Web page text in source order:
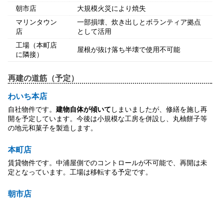
朝市店
大規模火災により焼失
マリンタウン
店
一部損壊、炊き出しとボランティア拠点
として活用
工場（本町店
に隣接）
屋根が抜け落ち半壊で使用不可能
再建の道筋（予定）
わいち本店
自社物件です。 建物自体が傾いて しまいましたが、修繕を施し再
開を予定しています。今後は小規模な工房を併設し、丸柚餅子等
の地元和菓子を製造します。
本町店
賃貸物件です。中浦屋側でのコントロールが不可能で、再開は未
定となっています。工場は移転する予定です。
朝市店